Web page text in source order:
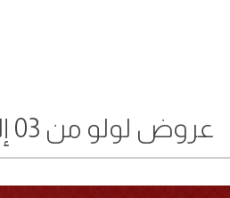
عروض لولو من 03 إلى 16 يونيو 2026